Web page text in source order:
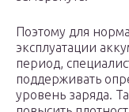
Поэтому для
эксплуатации
период,
поддерживать
уровень заряда.